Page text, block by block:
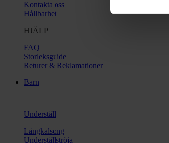
Kontakta oss
Hållbarhet
HJÄLP
FAQ
Storleksguide
Returer & Reklamationer
Barn
Underställ
Långkalsong
Underställströja